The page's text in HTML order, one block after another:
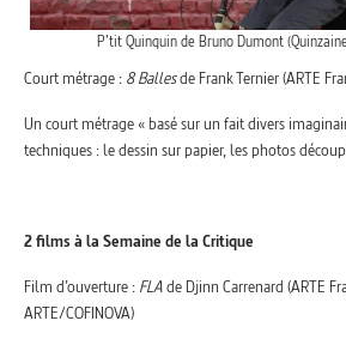
P’tit Quinquin de Bruno Dumont
Court métrage : 8 Ballesde Frank Ternier (ARTE
Un court métrage « basé sur un fait divers
techniques : le dessin sur papier, les photos
2 films à la Semaine de la Critique
Film d’ouverture : FLAde Djinn Carrenard (ARTE
ARTE/COFINOVA)